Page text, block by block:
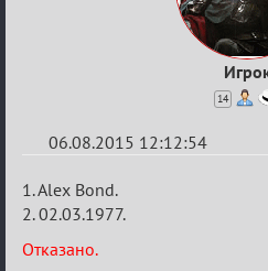
14
06.08.2015 12:12:54
Re:
Строительная
карусель!
1. Alex Bond.
2. 02.03.1977.
Отказано.